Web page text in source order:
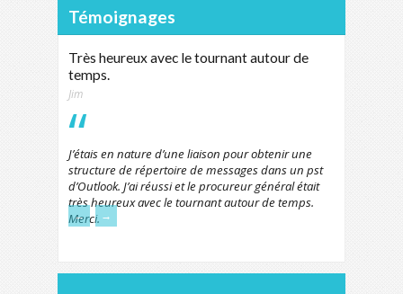
Témoignages
Très heureux avec le tournant autour de
temps.
Jim
J’étais en nature d’une liaison pour obtenir une
structure de répertoire de messages dans un pst
d’Outlook. J’ai réussi et le procureur général était
très heureux avec le tournant autour de temps.
Merci.
← →